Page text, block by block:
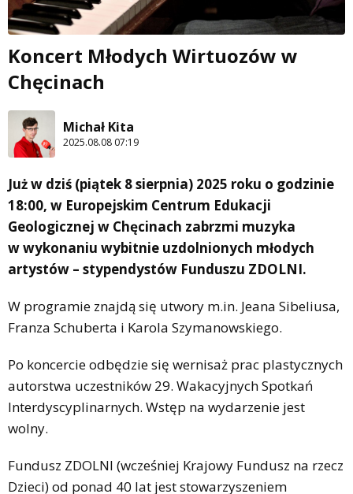
Koncert Młodych Wirtuozów w
Chęcinach
Michał Kita
2025.08.08 07:19
Już w dziś (piątek 8 sierpnia) 2025 roku o godzinie
18:00, w Europejskim Centrum Edukacji
Geologicznej w Chęcinach zabrzmi muzyka
w wykonaniu wybitnie uzdolnionych młodych
artystów – stypendystów Funduszu ZDOLNI.
W programie znajdą się utwory m.in. Jeana Sibeliusa,
Franza Schuberta i Karola Szymanowskiego.
Po koncercie odbędzie się wernisaż prac plastycznych
autorstwa uczestników 29. Wakacyjnych Spotkań
Interdyscyplinarnych. Wstęp na wydarzenie jest
wolny.
Fundusz ZDOLNI (wcześniej Krajowy Fundusz na rzecz
Dzieci) od ponad 40 lat jest stowarzyszeniem